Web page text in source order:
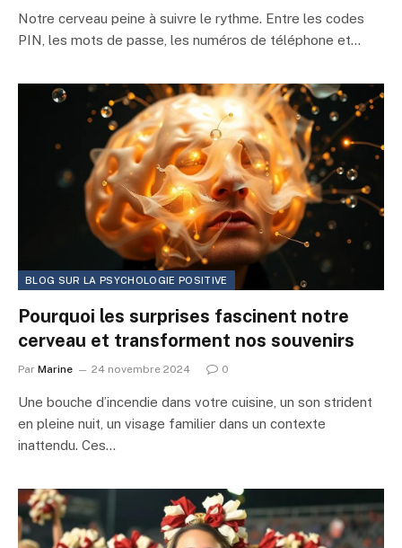
Notre cerveau peine à suivre le rythme. Entre les codes
PIN, les mots de passe, les numéros de téléphone et…
BLOG SUR LA PSYCHOLOGIE POSITIVE
Pourquoi les surprises fascinent notre
cerveau et transforment nos souvenirs
Par Marine 24 novembre 2024 0
Une bouche d’incendie dans votre cuisine, un son strident
en pleine nuit, un visage familier dans un contexte
inattendu. Ces…